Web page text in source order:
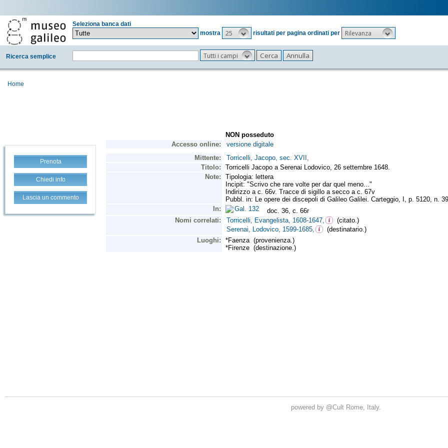
Seleziona banca dati
mostra
25 risultati per pagina ordinati per Rilevanza
Ricerca semplice Tutti i campi
Home
Prenota
Chiedi info
Lascia un commento
powered by @Cult Rome, Italy.